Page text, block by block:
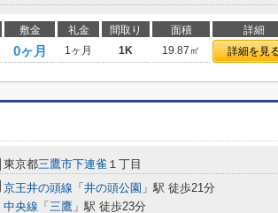
敷金 礼金 間取り 面積 詳細
0ヶ月 1ヶ月 1K 19.87㎡ 詳細を見
東京都三鷹市下連雀 １丁目
京王井の頭線 「 井の頭公園 」駅 徒歩21分
中央線 「 三鷹 」駅 徒歩23分